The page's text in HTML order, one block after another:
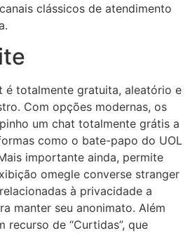
clássicos de atendimento
é totalmente gratuita, aleatório e
Com opções modernas, os
um chat totalmente grátis a
como o bate-papo do UOL
importante ainda, permite
omegle converse stranger
à privacidade a
manter seu anonimato. Além
recurso de “Curtidas”, que